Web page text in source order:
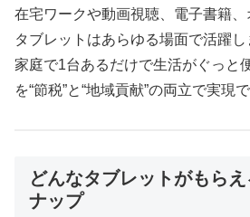
在宅ワークや動画視聴、電子書籍、
タブレットはあらゆる場面で活躍し
家庭で1台あるだけで生活がぐっ
を“節税”と“地域貢献”の両立で実現
どんなタブレットがもら
ナップ